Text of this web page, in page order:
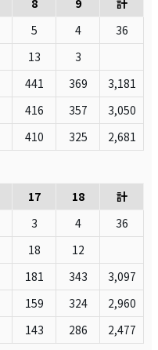
8 9 計
5 4 36
13 3
441 369 3,181
416 357 3,050
410 325 2,681
17 18 計
3 4 36
18 12
181 343 3,097
159 324 2,960
143 286 2,477